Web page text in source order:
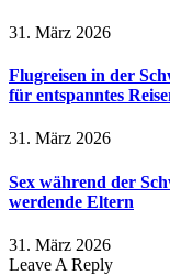
31. März 2026
Flugreisen in der
für entspanntes
31. März 2026
Sex während der
werdende Eltern
31. März 2026
Leave A Reply